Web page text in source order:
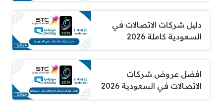
دليل شركات الاتصالات في
السعودية كاملة 2026
افضل عروض شركات
الاتصالات في السعودية 2026